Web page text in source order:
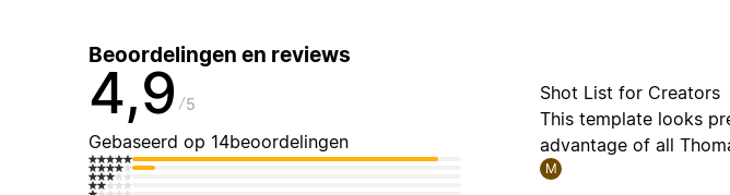
Beoordelingen en reviews
4,9 5
Gebaseerd op 14beoordelingen
Shot List for Creators
This template looks
advantage of all
M